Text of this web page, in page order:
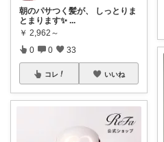
朝のパサつく髪が、 しっとりま
とまります✨ ...
￥ 2,962～
0 0 33
コレ いいね